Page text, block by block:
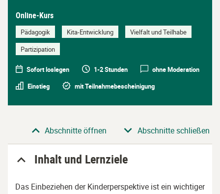
Online-Kurs
Pädagogik Kita-Entwicklung
Vielfalt und Teilhabe
Partizipation
Sofort loslegen 1-2 Stunden
ohne Moderation
Einstieg
mit Teilnahmebescheinigung
AbschnittAbschnitte öffnen Abschnitte schließen
Inhalt und Lernziele
Das Einbeziehen der Kinderperspektive ist ein wichtiger